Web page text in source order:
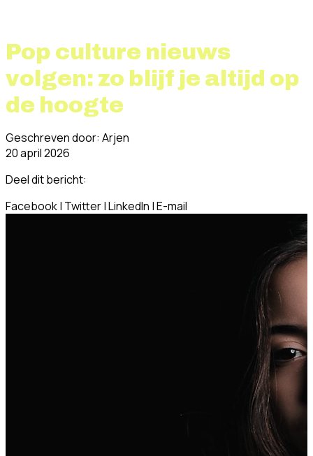
Pop culture nieuws
volgen: zo blijf je altijd op
de hoogte
Geschreven door: Arjen
20 april 2026
Deel dit bericht:
Facebook| Twitter|LinkedIn |E-mail